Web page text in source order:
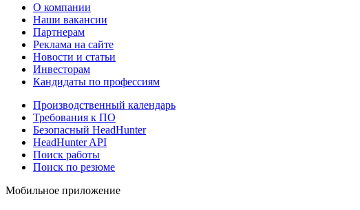
О компании
Наши вакансии
Партнерам
Реклама на сайте
Новости и статьи
Инвесторам
Кандидаты по профессиям
Производственный календарь
Требования к ПО
Безопасный HeadHunter
HeadHunter API
Поиск работы
Поиск по резюме
Мобильное приложение